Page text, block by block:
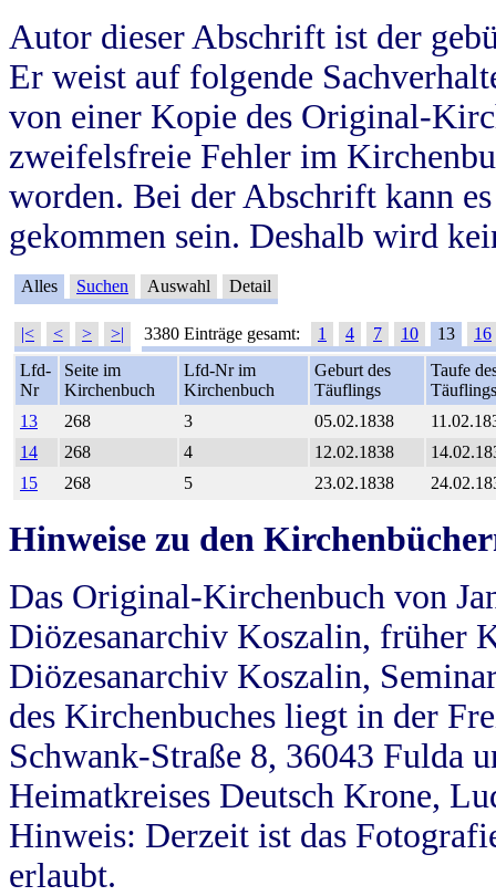
Autor dieser Abschrift ist der
Er weist auf folgende
von einer Kopie des Original-
zweifelsfreie Fehler im
worden. Bei der Abschrift kann
gekommen sein. Deshalb wird
Alles Suchen Auswahl Detail
|< < > >| 3380 Einträge gesamt: 1 4 7 10 13
16
Lfd-
Nr
Seite im
Kirchenbuch
Lfd-Nr im
Kirchenbuch
Geburt des
Täuflings
Taufe
Täuflings
13
268 3 05.02.1838
14
268 4 12.02.1838
15
268 5 23.02.1838
Hinweise zu den
Das Original-Kirchenbuch von
Diözesanarchiv Koszalin, früher
Diözesanarchiv Koszalin,
des Kirchenbuches liegt in der
Schwank-Straße 8, 36043 Fulda
Heimatkreises Deutsch Krone,
Hinweis: Derzeit ist das
erlaubt.